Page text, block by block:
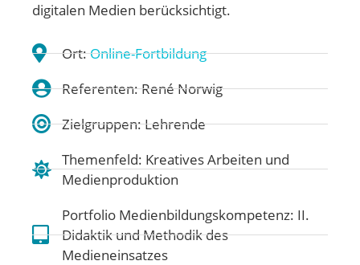
digitalen Medien berücksichtigt.
Ort:Online-Fortbildung
Referenten: René Norwig
Zielgruppen: Lehrende
Themenfeld: Kreatives Arbeiten und
Medienproduktion
Portfolio Medienbildungskompetenz: II.
Didaktik und Methodik des
Medieneinsatzes